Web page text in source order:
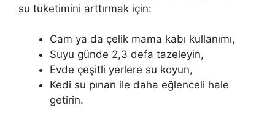
su tüketimini arttırmak için:
Cam ya da çelik mama kabı kullanımı,
Suyu günde 2,3 defa tazeleyin,
Evde çeşitli yerlere su koyun,
Kedi su pınarı ile daha eğlenceli hale
getirin.